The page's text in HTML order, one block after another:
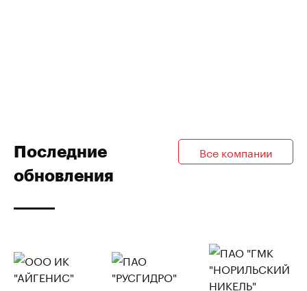
Последние
обновления
Все компании